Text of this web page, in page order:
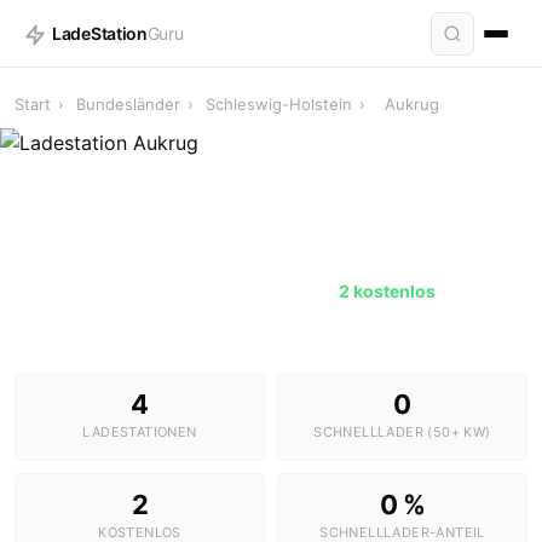
LadeStationGuru
Start › Bundesländer › Schleswig-Holstein › Aukrug
2 kostenlos
4
LADESTATIONEN
0
SCHNELLLADER (50+ KW)
2
KOSTENLOS
0 %
SCHNELLLADER-ANTEIL